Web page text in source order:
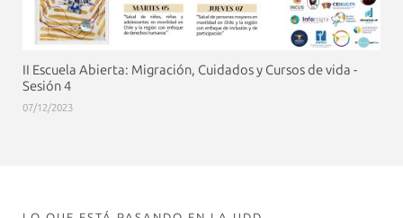
II Escuela Abierta: Migración, Cuidados y Cursos de vida -
Sesión 4
07/12/2023